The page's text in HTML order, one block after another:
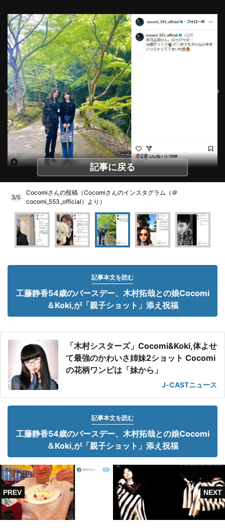
記事に戻る
3/5
Cocomiさんの投稿（Cocomiさんのインスタグラム（＠
cocomi_553_official）より）
記事本文を読む
工藤静香54歳のバースデー、木村拓哉との娘Cocomi
＆Koki,が「親子ショット」添え祝福
「木村シスターズ」Cocomi&Koki,体よせ
て最強のかわいさ姉妹2ショット Cocomi
の花柄ワンピは「妹から」
J-CASTニュース
記事本文を読む
工藤静香54歳のバースデー、木村拓哉との娘Cocomi
＆Koki,が「親子ショット」添え祝福